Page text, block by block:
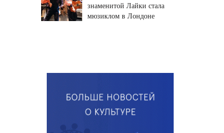
знаменитой Лайки стала
мюзиклом в Лондоне